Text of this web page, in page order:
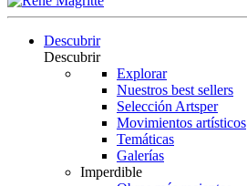
Descubrir
Descubrir
Explorar
Nuestros best sellers
Selección Artsper
Movimientos artísticos
Temáticas
Galerías
Imperdible